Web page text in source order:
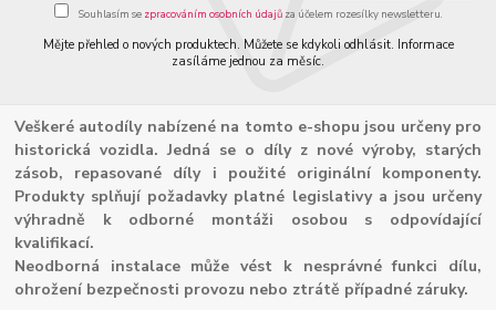
Souhlasím se zpracováním osobních údajůza účelem rozesílky newsletteru.
Mějte přehled o nových produktech. Můžete se kdykoli odhlásit. Informace
zasíláme jednou za měsíc.
Veškeré autodíly nabízené na tomto e-shopu jsou určeny pro
historická vozidla. Jedná se o díly z nové výroby, starých
zásob, repasované díly i použité originální komponenty.
Produkty splňují požadavky platné legislativy a jsou určeny
výhradně k odborné montáži osobou s odpovídající
kvalifikací.
Neodborná instalace může vést k nesprávné funkci dílu,
ohrožení bezpečnosti provozu nebo ztrátě případné záruky.